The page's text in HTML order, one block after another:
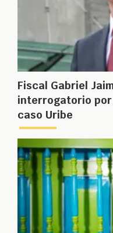
Fiscal Gabriel
interrogatorio
caso Uribe